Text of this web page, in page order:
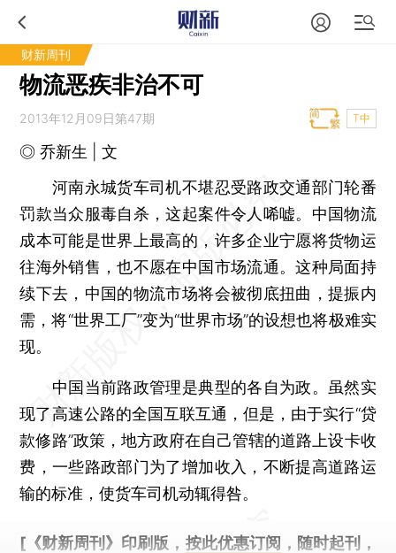
财新周刊
物流恶疾非治不可
2013年12月09日第47期 T中
◎ 乔新生 | 文
河南永城货车司机不堪忍受路政交通部门轮番
罚款当众服毒自杀，这起案件令人唏嘘。中国物流
成本可能是世界上最高的，许多企业宁愿将货物运
往海外销售，也不愿在中国市场流通。这种局面持
续下去，中国的物流市场将会被彻底扭曲，提振内
需，将“世界工厂”变为“世界市场”的设想也将极难实
现。
中国当前路政管理是典型的各自为政。虽然实
现了高速公路的全国互联互通，但是，由于实行“贷
款修路”政策，地方政府在自己管辖的道路上设卡收
费，一些路政部门为了增加收入，不断提高道路运
输的标准，使货车司机动辄得咎。
[《财新周刊》印刷版， 按此优惠订阅 ，随时起刊，